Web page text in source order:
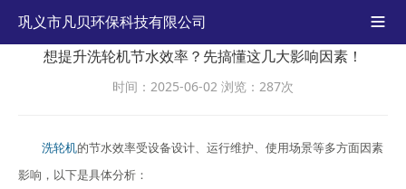
巩义市凡贝环保科技有限公司

想提升洗轮机节水效率？先搞懂这几大影响因素！
时间：2025-06-02 浏览：287次
洗轮机的节水效率受设备设计、运行维护、使用场景等多方面因素
影响，以下是具体分析：